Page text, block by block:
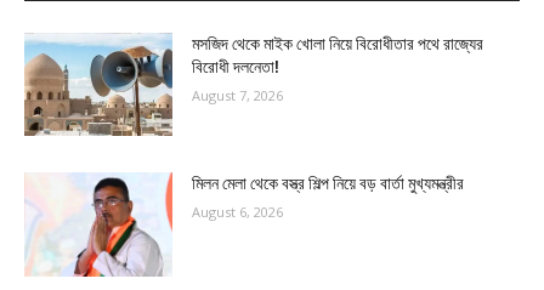
মসজিদ থেকে মাইক খোলা নিয়ে বিরোধীতার পথে রাজ্যের
বিরোধী দলনেতা!
August 7, 2026
মিলন মেলা থেকে বস্ত্র শিল্প নিয়ে বড় বার্তা মুখ্যমন্ত্রীর
August 6, 2026